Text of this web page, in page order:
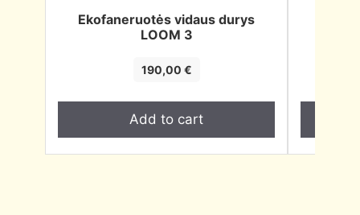
Ekofaneruotės vidaus durys
LOOM 3
190,00 €
Add to cart